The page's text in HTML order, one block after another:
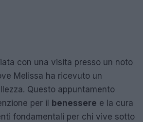
con una visita presso un noto
Melissa ha ricevuto un
Questo appuntamento
per il benessere e la cura
fondamentali per chi vive sotto